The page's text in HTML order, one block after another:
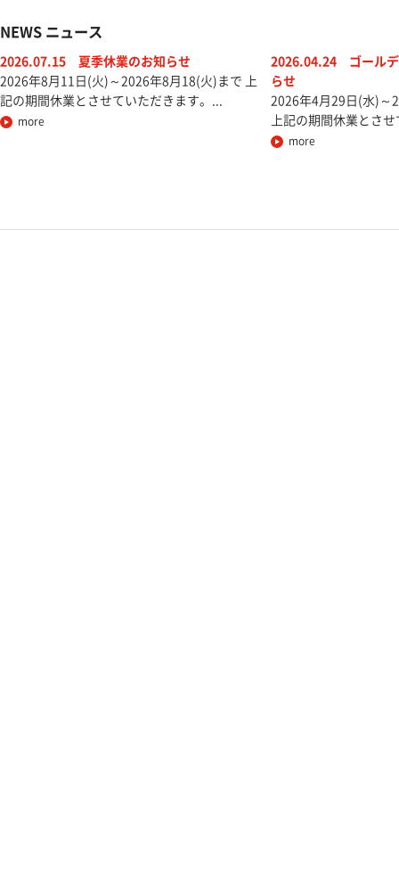
NEWS ニュース
2026.07.15
夏季休業のお知らせ
2026年8月11日(火)～2026年8月18(火)まで 上
記の期間休業とさせていただきます。...
more
2026.04.24
ゴール
らせ
2026年4月29日(水)～
上記の期間休業とさ
more